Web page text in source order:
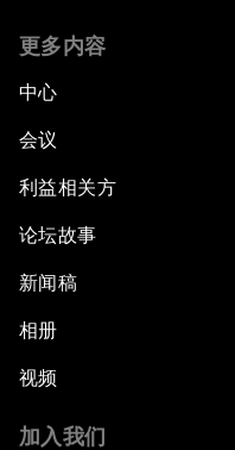
更多内容
中心
会议
利益相关方
论坛故事
新闻稿
相册
视频
加入我们